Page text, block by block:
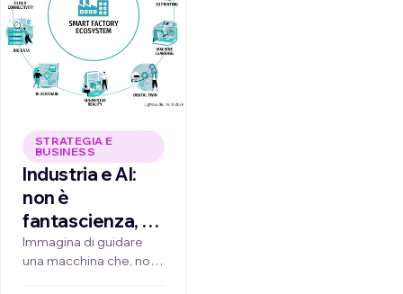
STRATEGIA E
BUSINESS
Industria e AI:
non è
fantascienza, è il
tuo prossimo
vantaggio
Immagina di guidare
una macchina che, non